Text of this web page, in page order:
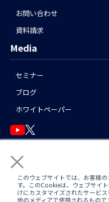
×
このウェブサイトでは、お客様
す。このCookieは、ウェブサイ
けにカスタマイズされたサービ
他のメディアで使用されるもの
お問い合わせ
資料請求
Media
セミナー
ブログ
ホワイトペーパー
English